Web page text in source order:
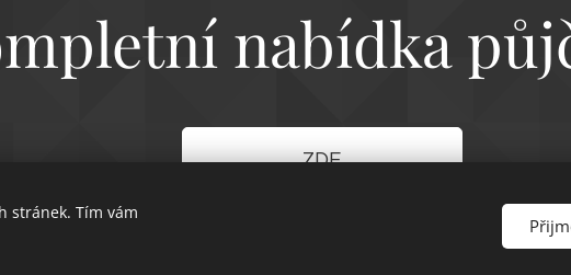
nabídka
ZDE
stránek. Tím vám